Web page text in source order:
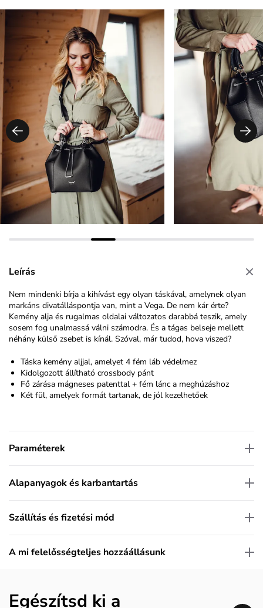
Leírás
Nem mindenki bírja a kihívást egy olyan táskával, amelynek olyan
markáns divatálláspontja van, mint a Vega. De nem kár érte?
Kemény alja és rugalmas oldalai változatos darabbá teszik, amely
sosem fog unalmassá válni számodra. És a tágas belseje mellett
néhány külső zsebet is kínál. Szóval, már tudod, hova viszed?
Táska kemény aljjal, amelyet 4 fém láb védelmez
Kidolgozott állítható crossbody pánt
Fő zárása mágneses patenttal + fém lánc a meghúzáshoz
Két fül, amelyek formát tartanak, de jól kezelhetőek
Paraméterek
Alapanyagok és karbantartás
Szállítás és fizetési mód
A mi felelősségteljes hozzáállásunk
Egészítsd ki a